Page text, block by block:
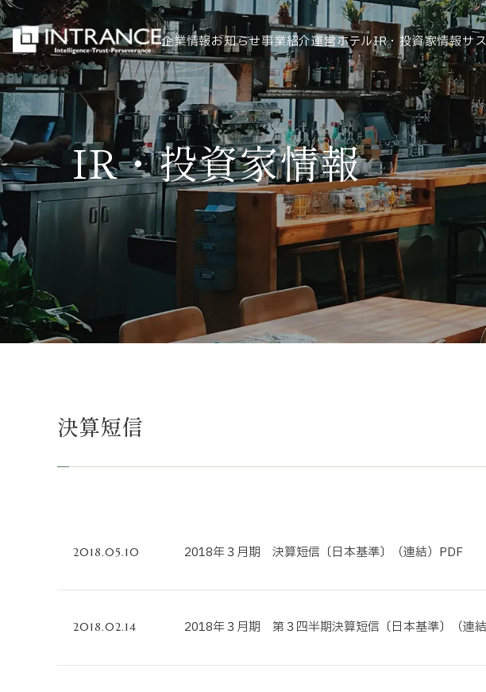
企業情報お知らせ事業紹介運営ホテルIR・投資家情報サ
トップ
企業情報
会社概要
代表者挨拶
グループ一覧
経営理念
事業紹介
IR・投資家情報
決算短信
2018.05.10 2018年３月期 決算短信〔日本基準〕（連結）PDF
2018.02.14 2018年３月期 第３四半期決算短信〔日本基準〕（連